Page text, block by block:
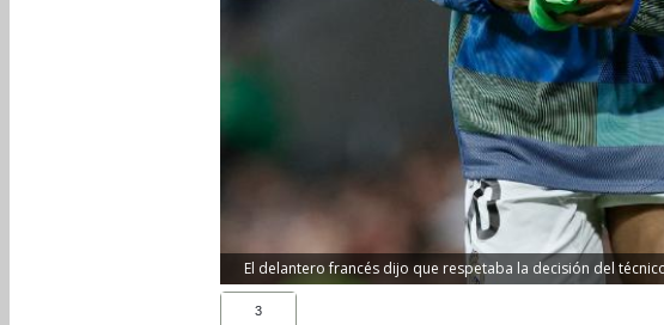
El delantero francés dijo que respetaba la decisión del
3